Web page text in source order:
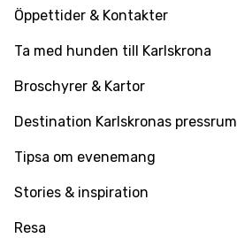
Öppettider & Kontakter
Ta med hunden till Karlskrona
Broschyrer & Kartor
Destination Karlskronas pressrum
Tipsa om evenemang
Stories & inspiration
Resa